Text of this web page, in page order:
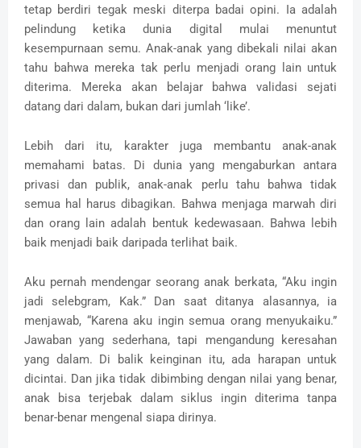
tetap berdiri tegak meski diterpa badai opini. Ia adalah
pelindung ketika dunia digital mulai menuntut
kesempurnaan semu. Anak-anak yang dibekali nilai akan
tahu bahwa mereka tak perlu menjadi orang lain untuk
diterima. Mereka akan belajar bahwa validasi sejati
datang dari dalam, bukan dari jumlah ‘like’.
Lebih dari itu, karakter juga membantu anak-anak
memahami batas. Di dunia yang mengaburkan antara
privasi dan publik, anak-anak perlu tahu bahwa tidak
semua hal harus dibagikan. Bahwa menjaga marwah diri
dan orang lain adalah bentuk kedewasaan. Bahwa lebih
baik menjadi baik daripada terlihat baik.
Aku pernah mendengar seorang anak berkata, “Aku ingin
jadi selebgram, Kak.” Dan saat ditanya alasannya, ia
menjawab, “Karena aku ingin semua orang menyukaiku.”
Jawaban yang sederhana, tapi mengandung keresahan
yang dalam. Di balik keinginan itu, ada harapan untuk
dicintai. Dan jika tidak dibimbing dengan nilai yang benar,
anak bisa terjebak dalam siklus ingin diterima tanpa
benar-benar mengenal siapa dirinya.